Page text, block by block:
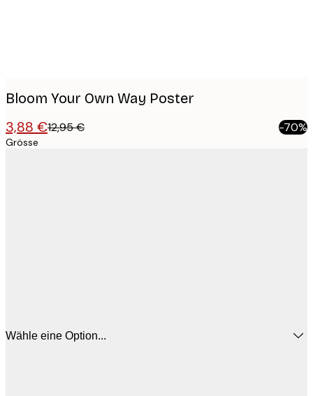
Bloom Your Own Way Poster
3,88 €12,95 € -70%
Grösse
Wähle eine Option...